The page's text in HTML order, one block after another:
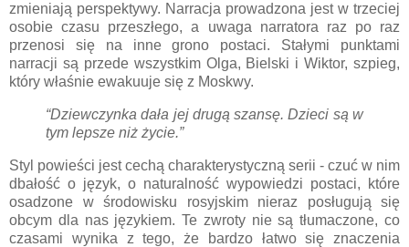
zmieniają perspektywy. Narracja prowadzona jest w trzeciej
osobie czasu przeszłego, a uwaga narratora raz po raz
przenosi się na inne grono postaci. Stałymi punktami
narracji są przede wszystkim Olga, Bielski i Wiktor, szpieg,
który właśnie ewakuuje się z Moskwy.
“Dziewczynka dała jej drugą szansę. Dzieci są w
tym lepsze niż życie.”
Styl powieści jest cechą charakterystyczną serii - czuć w nim
dbałość o język, o naturalność wypowiedzi postaci, które
osadzone w środowisku rosyjskim nieraz posługują się
obcym dla nas językiem. Te zwroty nie są tłumaczone, co
czasami wynika z tego, że bardzo łatwo się znaczenia